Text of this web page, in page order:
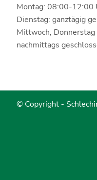
Montag: 08:00-
Dienstag: ganztägig
Mittwoch,
nachmittags
© Copyright -